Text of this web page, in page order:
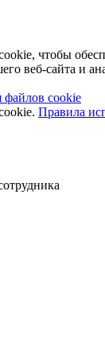
чтобы
веб-сайта и
файлов cookie
Правила